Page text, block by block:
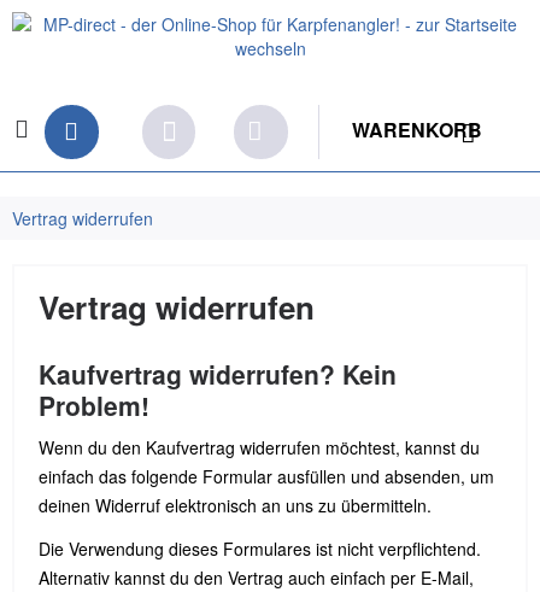
WARENKORB
Vertrag widerrufen
Vertrag widerrufen
Kaufvertrag widerrufen? Kein
Problem!
Wenn du den Kaufvertrag widerrufen möchtest, kannst du
einfach das folgende Formular ausfüllen und absenden, um
deinen Widerruf elektronisch an uns zu übermitteln.
Die Verwendung dieses Formulares ist nicht verpflichtend.
Alternativ kannst du den Vertrag auch einfach per E-Mail,